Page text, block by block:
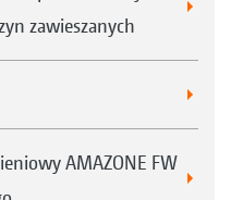
zawieszanych
AMAZONE FW